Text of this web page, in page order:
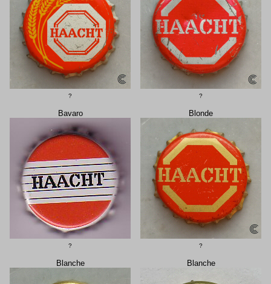
? ?
Bavaro
?
Blonde
?
Blanche Blanche